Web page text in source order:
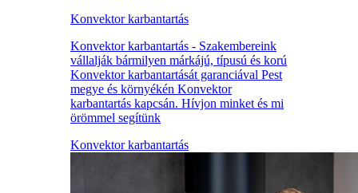
Konvektor karbantartás
Konvektor karbantartás - Szakembereink
vállalják bármilyen márkájú, típusú és korú
Konvektor karbantartását garanciával Pest
megye és környékén Konvektor
karbantartás kapcsán. Hívjon minket és mi
örömmel segítünk
Konvektor karbantartás